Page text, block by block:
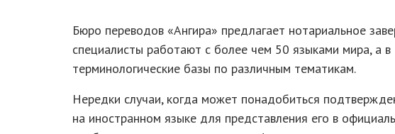
Бюро переводов «Ангира» предлагает нотариальное
специалисты работают с более чем 50 языками мира, а
терминологические базы по различным тематикам.
Нередки случаи, когда может понадобиться
на иностранном языке для представления его в